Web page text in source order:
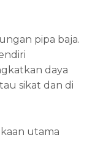
pipa baja.
daya
sikat dan di
utama